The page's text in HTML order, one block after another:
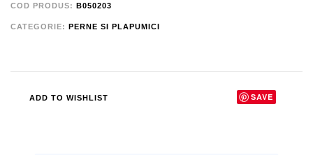
COD PRODUS: B050203
CATEGORIE: PERNE SI PLAPUMICI
ADD TO WISHLIST SAVE